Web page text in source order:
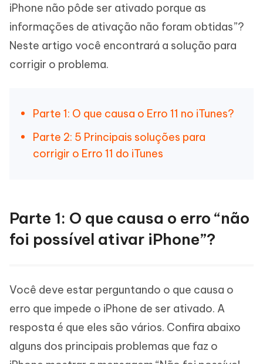
iPhone não pôde ser ativado porque as
informações de ativação não foram obtidas”?
Neste artigo você encontrará a solução para
corrigir o problema.
Parte 1: O que causa o Erro 11 no iTunes?
Parte 2: 5 Principais soluções para
corrigir o Erro 11 do iTunes
Parte 1: O que causa o erro “não
foi possível ativar iPhone”?
Você deve estar perguntando o que causa o
erro que impede o iPhone de ser ativado. A
resposta é que eles são vários. Confira abaixo
alguns dos principais problemas que faz o